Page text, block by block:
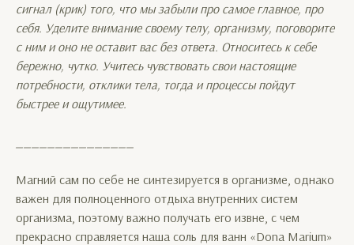
сигнал (крик) того, что мы забыли про самое главное, про
себя. Уделите внимание своему телу, организму, поговорите
с ним и оно не оставит вас без ответа. Относитесь к себе
бережно, чутко. Учитесь чувствовать свои настоящие
потребности, отклики тела, тогда и процессы пойдут
быстрее и ощутимее.
Магний сам по себе не синтезируется в организме, однако
важен для полноценного отдыха внутренних систем
организма, поэтому важно получать его извне, с чем
прекрасно справляется наша соль для ванн «Dona Marium»